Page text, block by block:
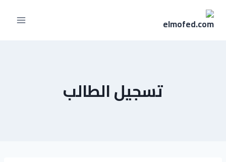
تسجيل الطالب